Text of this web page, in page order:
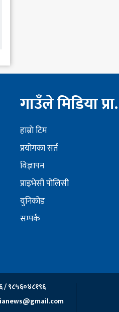
गाउँले मिडिया
हाम्राे टिम
प्रयोगका सर्त
विज्ञापन
प्राइभेसी पोलिसी
युनिकोड
सम्पर्क
/ ९८५६०४८१९६